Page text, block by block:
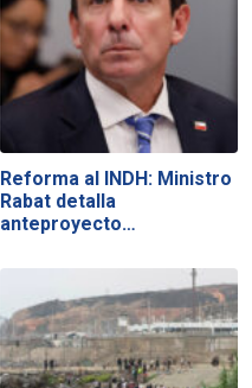
Reforma al INDH: Ministro
Rabat detalla
anteproyecto…